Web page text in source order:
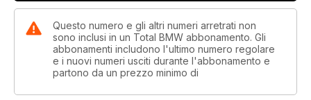
Questo numero e gli altri numeri arretrati non
sono inclusi in un Total BMW abbonamento. Gli
abbonamenti includono l'ultimo numero regolare
e i nuovi numeri usciti durante l'abbonamento e
partono da un prezzo minimo di